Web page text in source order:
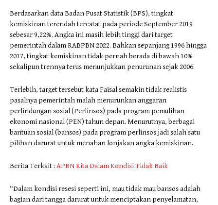
Berdasarkan data Badan Pusat Statistik (BPS), tingkat
kemiskinan terendah tercatat pada periode September 2019
sebesar 9,22%. Angka ini masih lebih tinggi dari target
pemerintah dalam RABPBN 2022. Bahkan sepanjang 1996 hingga
2017, tingkat kemiskinan tidak pernah berada di bawah 10%
sekalipun trennya terus menunjukkan penurunan sejak 2006.
Terlebih, target tersebut kata Faisal semakin tidak realistis
pasalnya pemerintah malah menurunkan anggaran
perlindungan sosial (Perlinsos) pada program pemulihan
ekonomi nasional (PEN) tahun depan. Menurutnya, berbagai
bantuan sosial (bansos) pada program perlinsos jadi salah satu
pilihan darurat untuk menahan lonjakan angka kemiskinan.
Berita Terkait : APBN Kita Dalam Kondisi Tidak Baik
“Dalam kondisi resesi seperti ini, mau tidak mau bansos adalah
bagian dari tangga darurat untuk menciptakan penyelamatan,